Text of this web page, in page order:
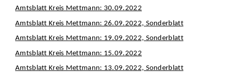
Amtsblatt Kreis Mettmann: 30.09.2022
Amtsblatt Kreis Mettmann: 26.09.2022, Sonderblatt
Amtsblatt Kreis Mettmann: 19.09.2022, Sonderblatt
Amtsblatt Kreis Mettmann: 15.09.2022
Amtsblatt Kreis Mettmann: 13.09.2022, Sonderblatt